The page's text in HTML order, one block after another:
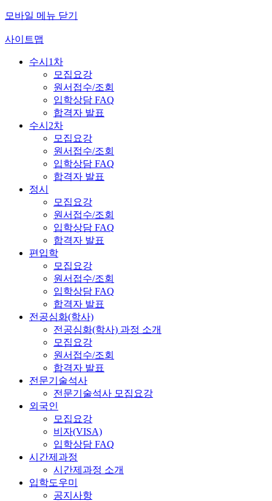
모바일 메뉴 닫기
사이트맵
수시1차
모집요강
원서접수/조회
입학상담 FAQ
합격자 발표
수시2차
모집요강
원서접수/조회
입학상담 FAQ
합격자 발표
정시
모집요강
원서접수/조회
입학상담 FAQ
합격자 발표
편입학
모집요강
원서접수/조회
입학상담 FAQ
합격자 발표
전공심화(학사)
전공심화(학사) 과정 소개
모집요강
원서접수/조회
합격자 발표
전문기술석사
전문기술석사 모집요강
외국인
모집요강
비자(VISA)
입학상담 FAQ
시간제과정
시간제과정 소개
입학도우미
공지사항